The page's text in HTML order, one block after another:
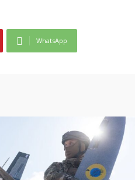
WhatsApp